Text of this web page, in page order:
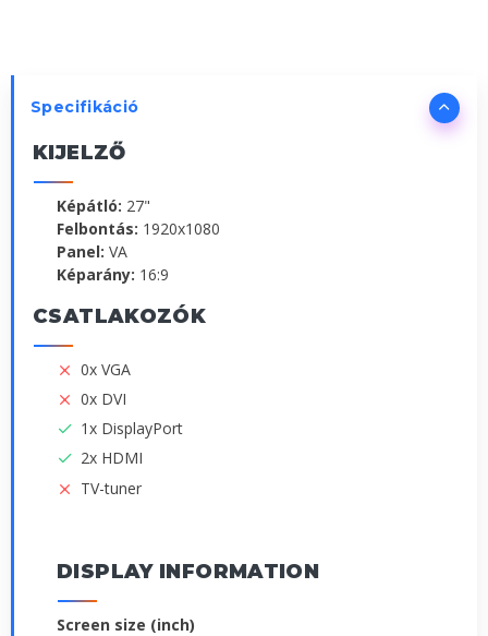
Specifikáció
KIJELZŐ
Képátló: 27"
Felbontás: 1920x1080
Panel: VA
Képarány: 16:9
CSATLAKOZÓK
0x VGA
0x DVI
1x DisplayPort
2x HDMI
TV-tuner
DISPLAY INFORMATION
Screen size (inch)